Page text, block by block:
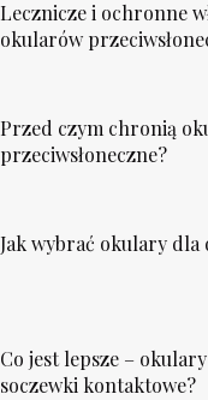
Lecznicze i ochronne
okularów
Przed czym chronią
przeciwsłoneczne?
Jak wybrać okulary dla
Co jest lepsze –
soczewki kontaktowe?